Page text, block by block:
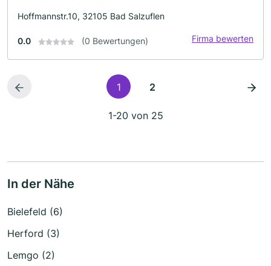
Hoffmannstr.10, 32105 Bad Salzuflen
0.0 (0 Bewertungen) Firma bewerten
1 2
1-20 von 25
In der Nähe
Bielefeld (6)
Herford (3)
Lemgo (2)